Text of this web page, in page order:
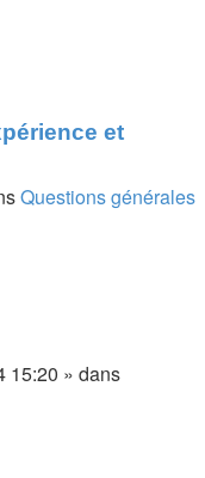
et
Questions générales
15:20 » dans